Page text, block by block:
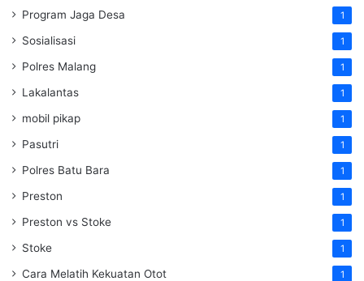
Program Jaga Desa 1
Sosialisasi 1
Polres Malang 1
Lakalantas 1
mobil pikap 1
Pasutri 1
Polres Batu Bara 1
Preston 1
Preston vs Stoke 1
Stoke 1
Cara Melatih Kekuatan Otot 1